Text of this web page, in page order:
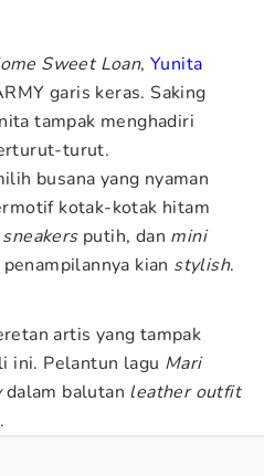
Sweet Loan,Yunita
garis keras. Saking
tampak menghadiri
turut.
busana yang nyaman
kotak-kotak hitam
sneakersputih, dan mini
kian stylish.
artis yang tampak
ini. Pelantun lagu Mari
dalam balutan leather outfit